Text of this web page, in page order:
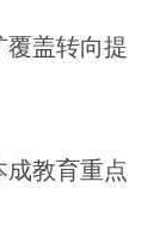
盖转向提
教育重点